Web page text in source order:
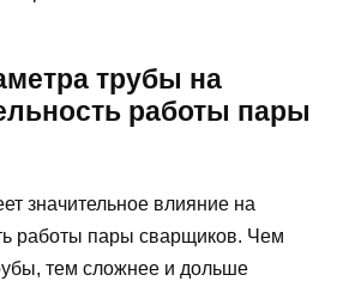
трубы на
работы пары
значительное влияние на
работы пары сварщиков. Чем
тем сложнее и дольше